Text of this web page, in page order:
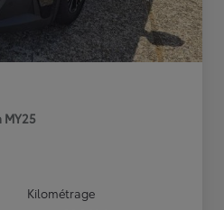
MY25
Kilométrage